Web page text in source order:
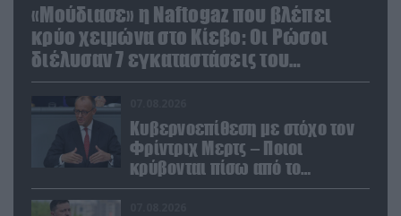
«Μούδιασε» η Naftogaz που βλέπει
κρύο χειμώνα στο Κίεβο: Οι Ρώσοι
διέλυσαν 7 εγκαταστάσεις του
ουκρανικού κολοσσού!
Κυβερνοεπίθεση με στόχο τον
Φρίντριχ Μερτς – Ποιοι
κρύβονται πίσω από το
παραποιημένο βίντεο